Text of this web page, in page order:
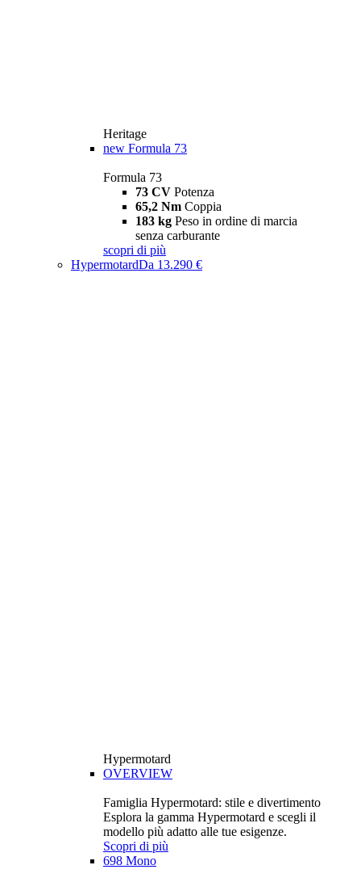
Heritage
new Formula 73
Formula 73
73 CV Potenza
65,2 Nm Coppia
183 kg Peso in ordine di marcia
senza carburante
scopri di più
HypermotardDa 13.290 €
Hypermotard
OVERVIEW
Famiglia Hypermotard: stile e divertimento
Esplora la gamma Hypermotard e scegli il
modello più adatto alle tue esigenze.
Scopri di più
698 Mono